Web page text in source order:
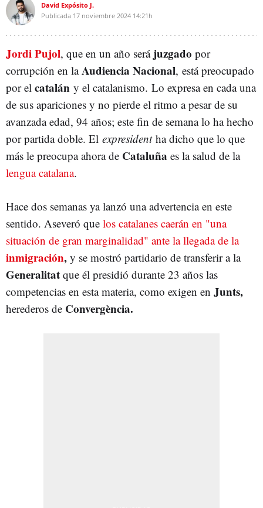
David Expósito J.
Publicada 17 noviembre 2024 14:21h
Jordi Pujol, que en un año será juzgado por
corrupción en laAudiencia Nacional, está preocupado
por el catalán y el catalanismo. Lo expresa en cada una
de sus apariciones y no pierde el ritmo a pesar de su
avanzada edad, 94 años; este fin de semana lo ha hecho
por partida doble. El expresident ha dicho que lo que
más le preocupa ahora de Cataluña es la salud de la
lengua catalana.
Hace dos semanas ya lanzó una advertencia en este
sentido. Aseveró que los catalanes caerán en "una
situación de gran marginalidad" ante la llegada de la
inmigración, y se mostró partidario de transferir a la
Generalitat que él presidió durante 23 años las
competencias en esta materia, como exigen en Junts,
herederos de Convergència.